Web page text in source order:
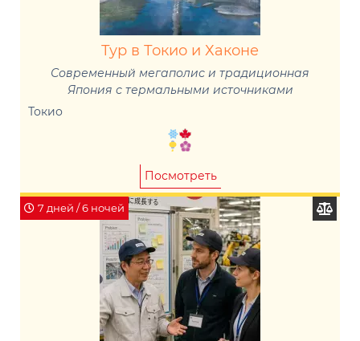
Тур в Токио и Хаконе
Современный мегаполис и традиционная
Япония с термальными источниками
Токио
Посмотреть
7 дней / 6 ночей